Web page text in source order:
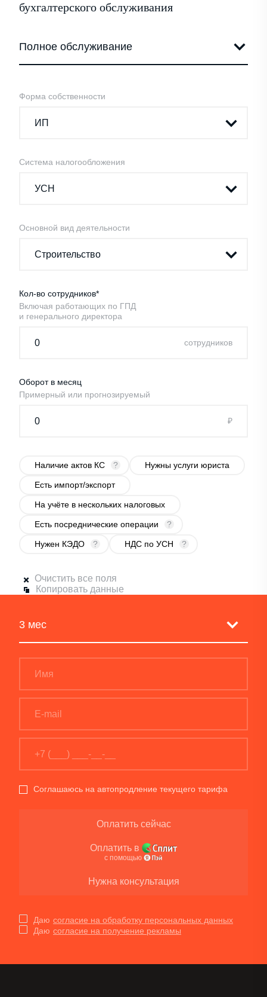
бухгалтерского обслуживания
Форма собственности
Система налогообложения
Основной вид деятельности
Кол-во сотрудников*
Включая работающих по ГПД
и генерального директора
cотрудников
Оборот в месяц
Примерный или прогнозируемый
₽
Наличие актов КС ? Нужны услуги юриста
Есть импорт/экспорт
На учёте в нескольких налоговых
Есть посреднические операции ?
Нужен КЭДО ? НДС по УСН ?
Очистить все поля
Копировать данные
Соглашаюсь на автопродление текущего тарифа
Оплатить сейчас
Оплатить в
с помощью
Нужна консультация
Даю согласие на обработку персональных данных
Даю согласие на получение рекламы